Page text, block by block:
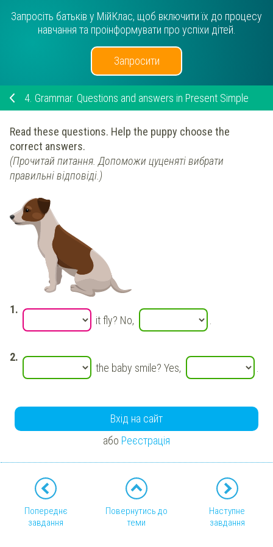
Запросіть батьків у МійКлас, щоб включити їх до процесу
навчання та проінформувати про успіхи дітей.
Запросити
4. Grammar. Questions and answers in Present Simple
Read these questions. Help the puppy choose the
correct answers.
(Прочитай питання. Допоможи цуценяті вибрати
правильні відповіді.)
it fly? No,
the baby smile? Yes,
Вхід на сайт
або Реєстрація
Попереднє
завдання
Повернутись до
теми
Наступне
завдання